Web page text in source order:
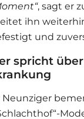
, sagt er
ihn
und
spricht
Neunziger